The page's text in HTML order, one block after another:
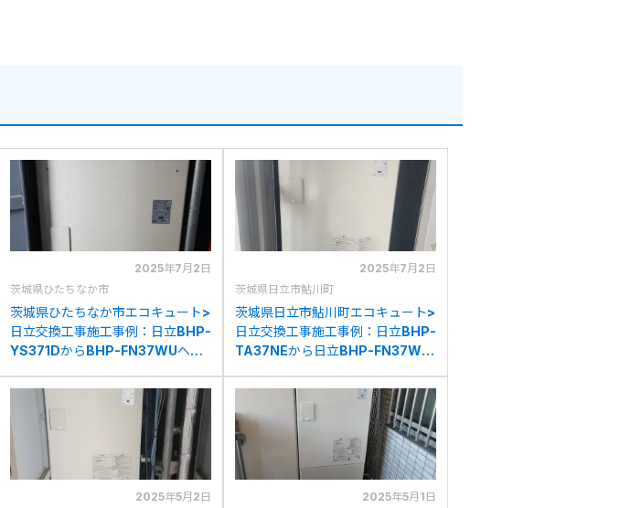
2025年7月2日
茨城県ひたちなか市
茨城県ひたちなか市エコキュート>
日立交換工事施工事例：日立BHP-
YS371DからBHP-FN37WUへの
2025年7月2日
茨城県日立市鮎川町
茨城県日立市鮎川町エコキュート>
日立交換工事施工事例：日立BHP-
TA37NEから日立BHP-FN37WU
2025年5月2日
2025年5月1日